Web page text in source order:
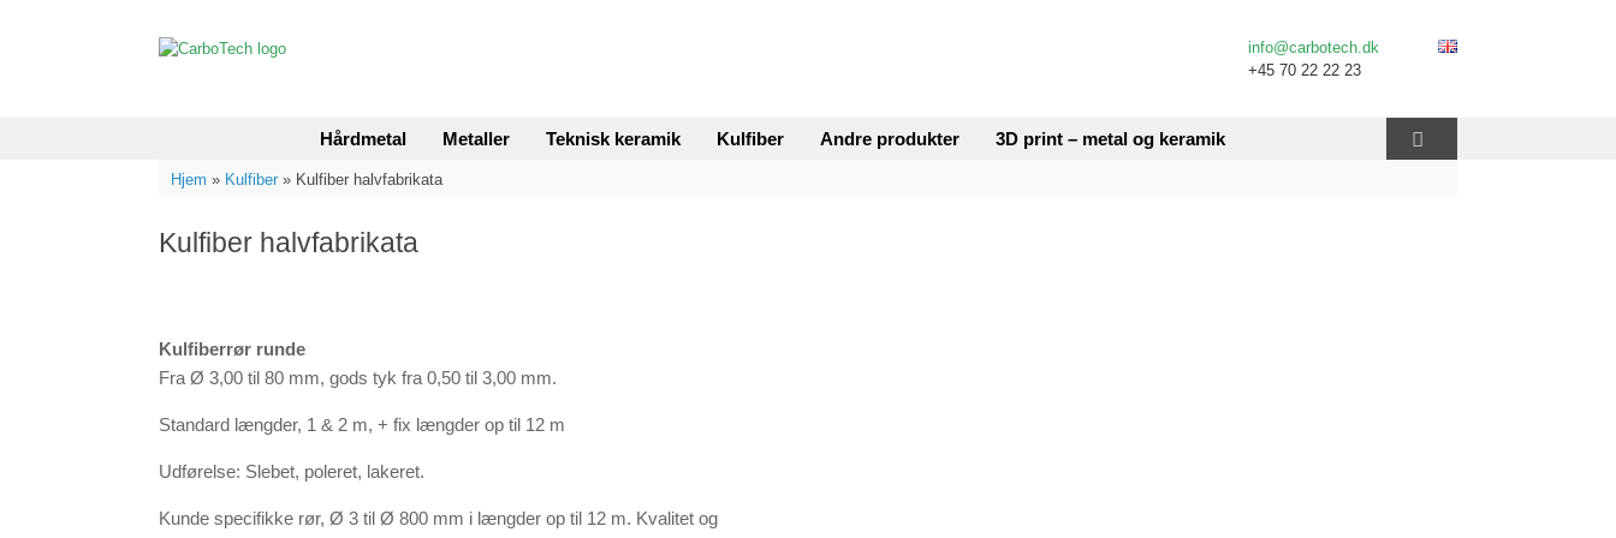
info@carbotech.dk
+45 70 22 22 23
Hårdmetal Metaller Teknisk keramik Kulfiber Andre produkter 3D print – metal og keramik
Hjem » Kulfiber» Kulfiber halvfabrikata
Kulfiber halvfabrikata
Kulfiberrør runde
Fra Ø 3,00 til 80 mm, gods tyk fra 0,50 til 3,00 mm.
Standard længder, 1 & 2 m, + fix længder op til 12 m
Udførelse: Slebet, poleret, lakeret.
Kunde specifikke rør, Ø 3 til Ø 800 mm i længder op til 12 m. Kvalitet og